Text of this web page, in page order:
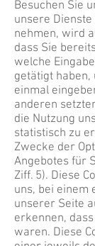
Besuchen Sie
unsere
nehmen, wird
dass Sie
welche
getätigt haben,
einmal
anderen
die Nutzung
statistisch zu
Zwecke der
Angebotes für
Ziff. 5). Diese
uns, bei einem
unserer Seite
erkennen,
waren. Diese